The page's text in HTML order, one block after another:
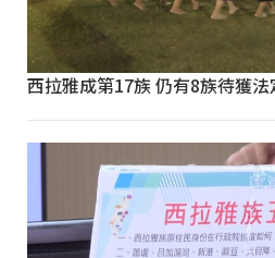
西拉雅成第17族 仍有8族待獲